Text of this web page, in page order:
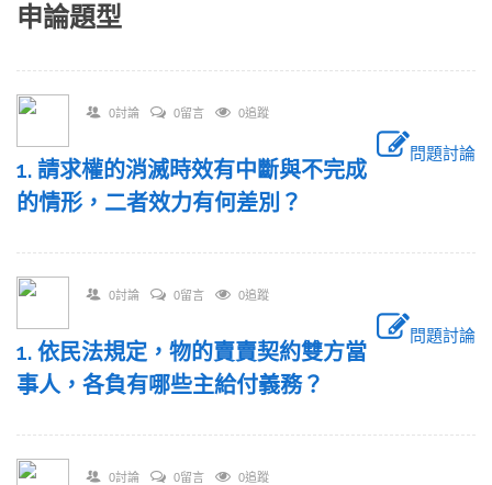
申論題型
0討論 0留言 0追蹤
問題討論
1. 請求權的消滅時效有中斷與不完成
的情形，二者效力有何差別？
0討論 0留言 0追蹤
問題討論
1. 依民法規定，物的賣賣契約雙方當
事人，各負有哪些主給付義務？
0討論 0留言 0追蹤